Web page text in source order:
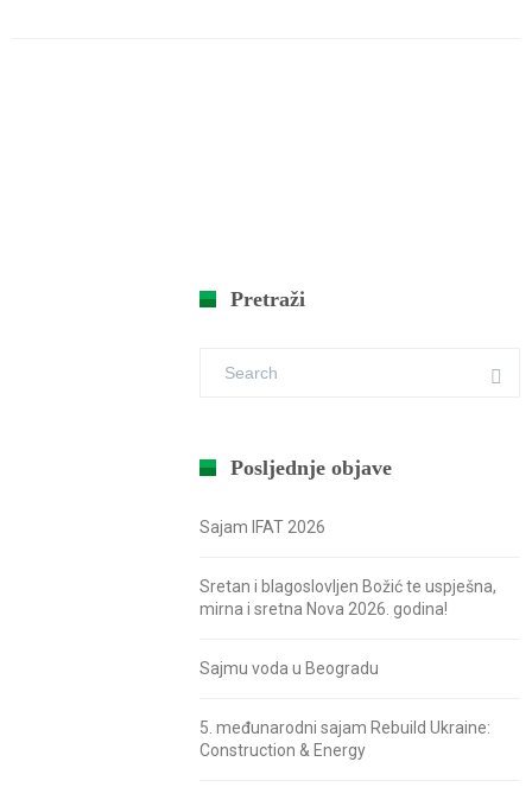
Pretraži
Posljednje objave
Sajam IFAT 2026
Sretan i blagoslovljen Božić te uspješna,
mirna i sretna Nova 2026. godina!
Sajmu voda u Beogradu
5. međunarodni sajam Rebuild Ukraine:
Construction & Energy